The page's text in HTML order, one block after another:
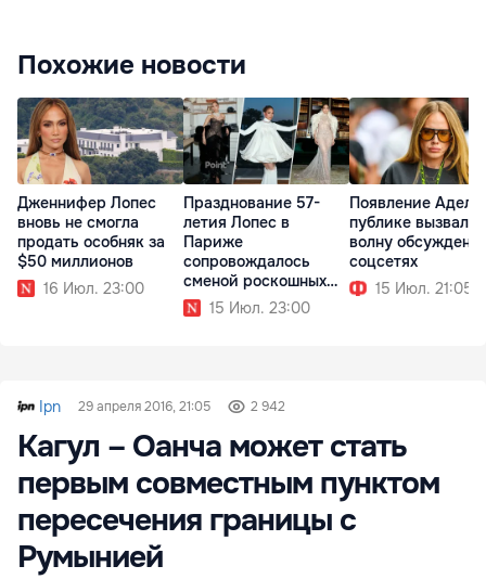
Похожие новости
Дженнифер Лопес
вновь не смогла
продать особняк за
$50 миллионов
16 Июл. 23:00
Празднование 57-
летия Лопес в
Париже
сопровождалось
сменой роскошных
образов
15 Июл. 23:00
Появление Адель
публике вызвало
волну
соцсетях
15 Июл. 21:05
Ipn 29 апреля 2016, 21:05 2 942
Кагул – Оанча может стать
первым совместным пунктом
пересечения границы с
Румынией